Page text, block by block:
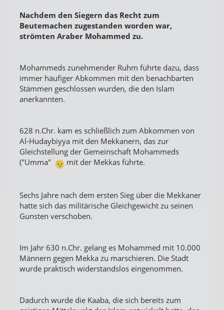
Nachdem den Siegern das Recht zum
Beutemachen zugestanden worden war,
strömten Araber Mohammed zu.
Mohammeds zunehmender Ruhm führte dazu, dass
immer häufiger Abkommen mit den benachbarten
Stämmen geschlossen wurden, die den Islam
anerkannten.
628 n.Chr. kam es schließlich zum Abkommen von
Al-Hudaybiyya mit den Mekkanern, das zur
Gleichstellung der Gemeinschaft Mohammeds
("Umma"
mit der Mekkas führte.
Sechs Jahre nach dem ersten Sieg über die Mekkaner
hatte sich das militärische Gleichgewicht zu seinen
Gunsten verschoben.
Im Jahr 630 n.Chr. gelang es Mohammed mit 10.000
Männern gegen Mekka zu marschieren. Die Stadt
wurde praktisch widerstandslos eingenommen.
Dadurch wurde die Kaaba, die sich bereits zum